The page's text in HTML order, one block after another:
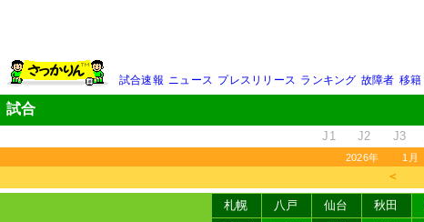
試合速報 ニュース プレスリリース ランキング 故障者 移籍
試合
J1 J2 J3
2026年 1月
＜
札幌 八戸 仙台 秋田